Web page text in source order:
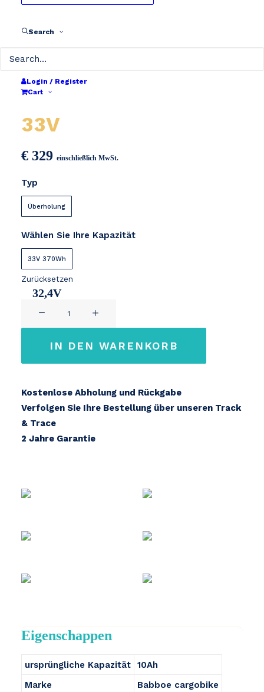
Search
Login / Register
Cart
Babboe Cargobike
33V
€ 329 einschließlich MwSt.
Typ
Überholung
Wählen Sie Ihre Kapazität
33V 370Wh
32,4V
Zurücksetzen
IN DEN WARENKORB
Kostenlose Abholung und Rückgabe
Verfolgen Sie Ihre Bestellung über unseren Track
& Trace
2 Jahre Garantie
Eigenschappen
ursprüngliche Kapazität
10Ah
Marke
Babboe cargobike